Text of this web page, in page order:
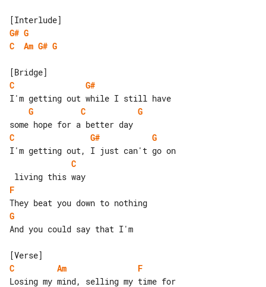
G# G
C
Am G# G
C
G#
G
C
G
C
G#
G
C
F
G
And you could say that I'm
C
Am
F